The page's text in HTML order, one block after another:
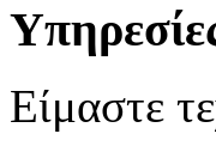
Είμαστε